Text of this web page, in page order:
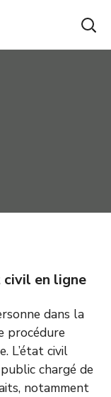
civil en ligne
dans la
procédure
L’état civil
chargé de
notamment